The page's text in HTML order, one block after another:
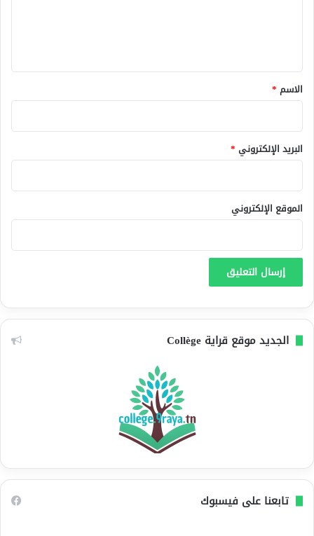
*
الاسم *
البريد الإلكتروني *
الموقع الإلكتروني
الجديد موقع قراية Collège
تابعنا على فيسبوك